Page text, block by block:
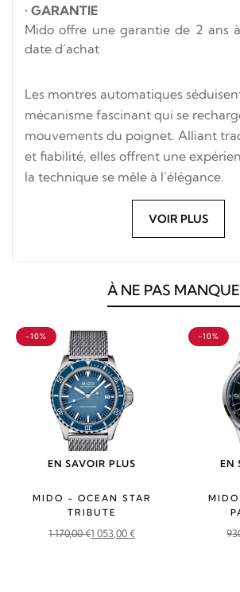
• GARANTIE
Mido offre une garantie de 2 ans
date d’achat
Les montres automatiques
mécanisme fascinant qui se
mouvements du poignet. Alliant
et fiabilité, elles offrent une
la technique se mêle à l’élégance.
VOIR PLUS
À NE PAS
EN SAVOIR PLUS
-10%
MIDO - OCEAN STAR
TRIBUTE
1 170,00€
Le
1 053,00€
Le
EN
-10%